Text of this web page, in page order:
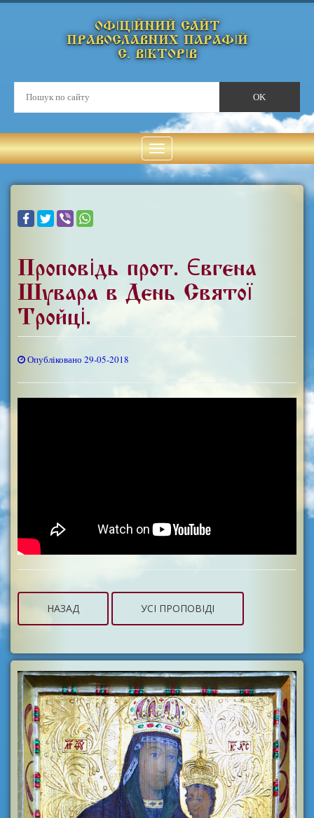
ОФІЦІЙНИЙ САЙТ
ПРАВОСЛАВНИХ ПАРАФІЙ
С. ВІКТОРІВ
Проповідь прот. Євгена
Шувара в День Святої
Тройці.
Опубліковано 29-05-2018
НАЗАД УСІ ПРОПОВІДІ